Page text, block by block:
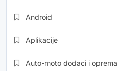
Android
Aplikacije
Auto-moto dodaci i oprema